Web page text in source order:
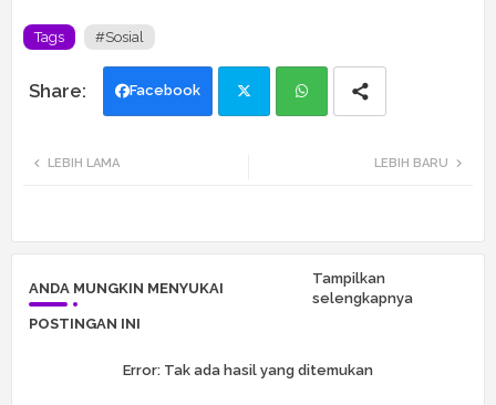
Tags #Sosial
Facebook
LEBIH BARU
LEBIH LAMA
ANDA MUNGKIN MENYUKAI
POSTINGAN INI
Tampilkan
selengkapnya
Error: Tak ada hasil yang ditemukan